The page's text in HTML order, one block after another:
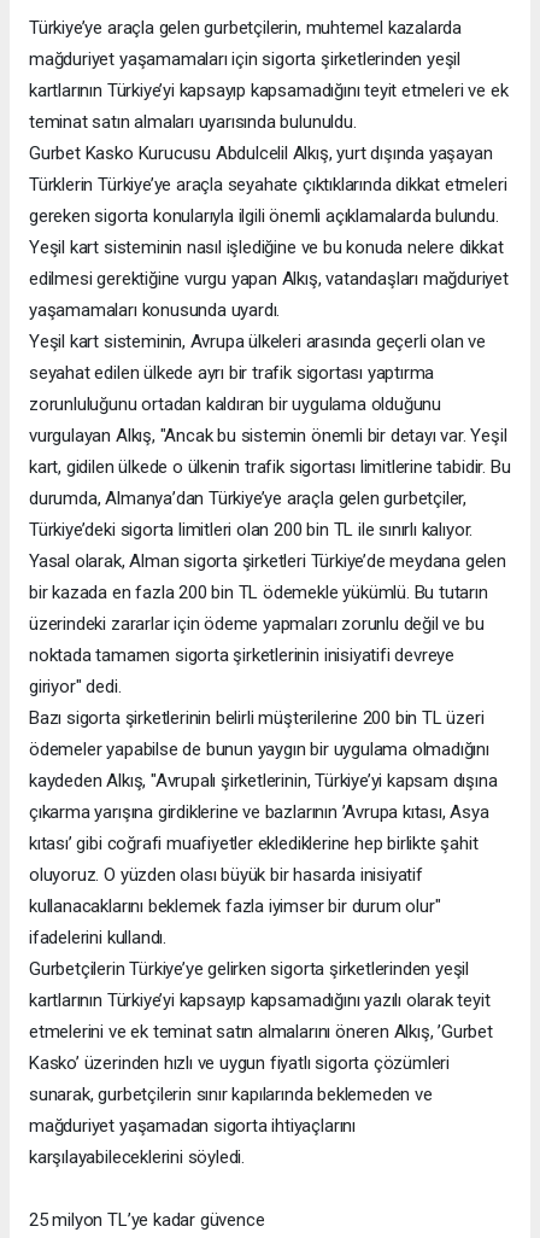
Türkiye’ye araçla gelen gurbetçilerin, muhtemel kazalarda
mağduriyet yaşamamaları için sigorta şirketlerinden yeşil
kartlarının Türkiye’yi kapsayıp kapsamadığını teyit etmeleri ve ek
teminat satın almaları uyarısında bulunuldu.
Gurbet Kasko Kurucusu Abdulcelil Alkış, yurt dışında yaşayan
Türklerin Türkiye’ye araçla seyahate çıktıklarında dikkat etmeleri
gereken sigorta konularıyla ilgili önemli açıklamalarda bulundu.
Yeşil kart sisteminin nasıl işlediğine ve bu konuda nelere dikkat
edilmesi gerektiğine vurgu yapan Alkış, vatandaşları mağduriyet
yaşamamaları konusunda uyardı.
Yeşil kart sisteminin, Avrupa ülkeleri arasında geçerli olan ve
seyahat edilen ülkede ayrı bir trafik sigortası yaptırma
zorunluluğunu ortadan kaldıran bir uygulama olduğunu
vurgulayan Alkış, "Ancak bu sistemin önemli bir detayı var. Yeşil
kart, gidilen ülkede o ülkenin trafik sigortası limitlerine tabidir. Bu
durumda, Almanya’dan Türkiye’ye araçla gelen gurbetçiler,
Türkiye’deki sigorta limitleri olan 200 bin TL ile sınırlı kalıyor.
Yasal olarak, Alman sigorta şirketleri Türkiye’de meydana gelen
bir kazada en fazla 200 bin TL ödemekle yükümlü. Bu tutarın
üzerindeki zararlar için ödeme yapmaları zorunlu değil ve bu
noktada tamamen sigorta şirketlerinin inisiyatifi devreye
giriyor" dedi.
Bazı sigorta şirketlerinin belirli müşterilerine 200 bin TL üzeri
ödemeler yapabilse de bunun yaygın bir uygulama olmadığını
kaydeden Alkış, "Avrupalı şirketlerinin, Türkiye’yi kapsam dışına
çıkarma yarışına girdiklerine ve bazlarının ’Avrupa kıtası, Asya
kıtası’ gibi coğrafi muafiyetler eklediklerine hep birlikte şahit
oluyoruz. O yüzden olası büyük bir hasarda inisiyatif
kullanacaklarını beklemek fazla iyimser bir durum olur"
ifadelerini kullandı.
Gurbetçilerin Türkiye’ye gelirken sigorta şirketlerinden yeşil
kartlarının Türkiye’yi kapsayıp kapsamadığını yazılı olarak teyit
etmelerini ve ek teminat satın almalarını öneren Alkış, ’Gurbet
Kasko’ üzerinden hızlı ve uygun fiyatlı sigorta çözümleri
sunarak, gurbetçilerin sınır kapılarında beklemeden ve
mağduriyet yaşamadan sigorta ihtiyaçlarını
karşılayabileceklerini söyledi.
25 milyon TL’ye kadar güvence